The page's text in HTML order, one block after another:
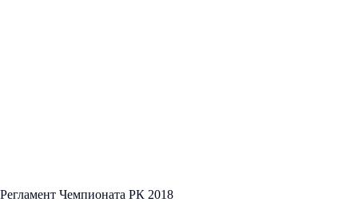
Регламент Чемпионата РК 2018